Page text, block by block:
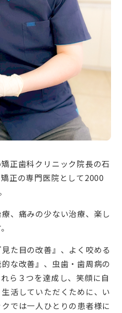
正歯科クリニック院長の石
正の専門医院として2000
、痛みの少ない治療、楽し
た目の改善』、よく咬める
な改善』、虫歯・歯周病の
ら３つを達成し、笑顔に自
活していただくために、い
では一人ひとりの患者様に